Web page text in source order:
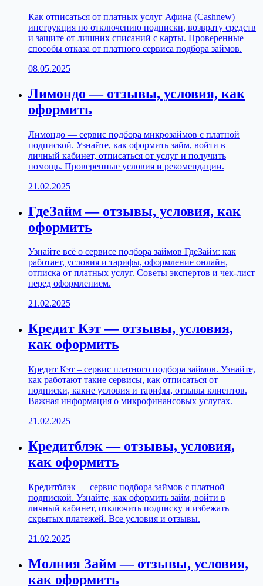
Как отписаться от платных услуг Афина (Cashnew) —
инструкция по отключению подписки, возврату средств
и защите от лишних списаний с карты. Проверенные
способы отказа от платного сервиса подбора займов.
08.05.2025
Лимондо — отзывы, условия, как
оформить
Лимондо — сервис подбора микрозаймов с платной
подпиской. Узнайте, как оформить займ, войти в
личный кабинет, отписаться от услуг и получить
помощь. Проверенные условия и рекомендации.
21.02.2025
ГдеЗайм — отзывы, условия, как
оформить
Узнайте всё о сервисе подбора займов ГдеЗайм: как
работает, условия и тарифы, оформление онлайн,
отписка от платных услуг. Советы экспертов и чек-лист
перед оформлением.
21.02.2025
Кредит Кэт — отзывы, условия,
как оформить
Кредит Кэт – сервис платного подбора займов. Узнайте,
как работают такие сервисы, как отписаться от
подписки, какие условия и тарифы, отзывы клиентов.
Важная информация о микрофинансовых услугах.
21.02.2025
Кредитблэк — отзывы, условия,
как оформить
Кредитблэк — сервис подбора займов с платной
подпиской. Узнайте, как оформить займ, войти в
личный кабинет, отключить подписку и избежать
скрытых платежей. Все условия и отзывы.
21.02.2025
Молния Займ — отзывы, условия,
как оформить